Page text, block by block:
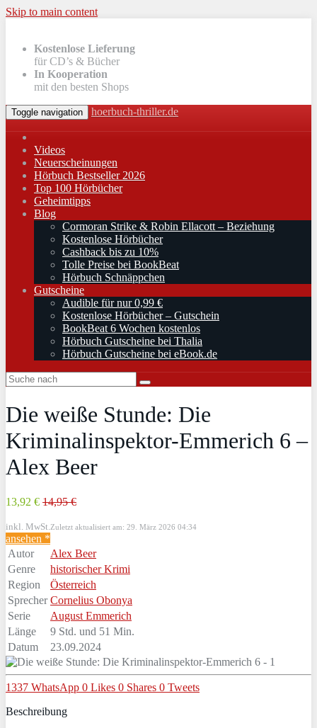
Skip to main content
Kostenlose Lieferung
für CD’s & Bücher
In Kooperation
mit den besten Shops
Toggle navigation hoerbuch-thriller.de
Videos
Neuerscheinungen
Hörbuch Bestseller 2026
Top 100 Hörbücher
Geheimtipps
Blog
Cormoran Strike & Robin Ellacott – Beziehung
Kostenlose Hörbücher
Cashback bis zu 10%
Tolle Preise bei BookBeat
Hörbuch Schnäppchen
Gutscheine
Audible für nur 0,99 €
Kostenlose Hörbücher – Gutschein
BookBeat 6 Wochen kostenlos
Hörbuch Gutscheine bei Thalia
Hörbuch Gutscheine bei eBook.de
Die weiße Stunde: Die
Kriminalinspektor-Emmerich 6 –
Alex Beer
13,92 € 14,95 €
inkl. MwSt. Zuletzt aktualisiert am: 29. März 2026 04:34
ansehen *
Autor
Alex Beer
Genre
historischer Krimi
Region
Österreich
Sprecher Cornelius Obonya
Serie
August Emmerich
Länge
9 Std. und 51 Min.
Datum
23.09.2024
1337 WhatsApp 0 Likes 0 Shares 0 Tweets
Beschreibung